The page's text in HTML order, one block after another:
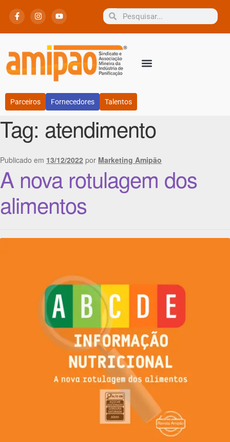
Parceiros Fornecedores Talentos
Tag: atendimento
Publicado em 13/12/2022 por Marketing Amipão
A nova rotulagem dos
alimentos